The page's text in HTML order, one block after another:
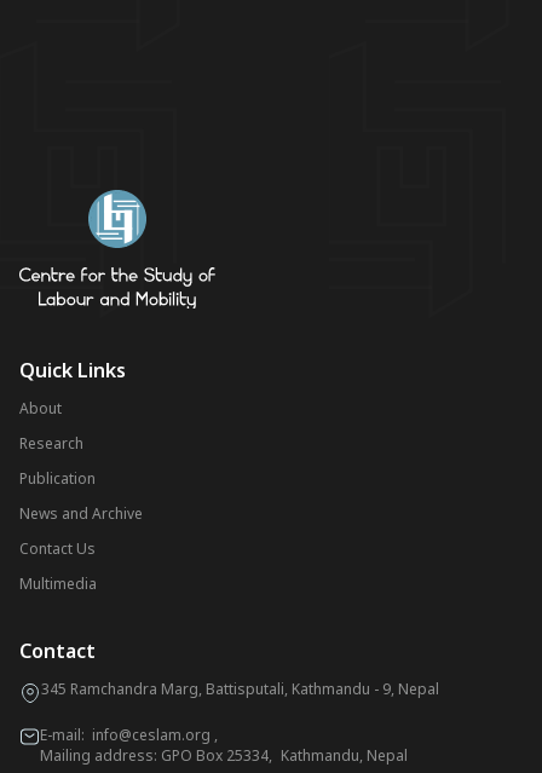
Quick Links
About
Research
Publication
News and Archive
Contact Us
Multimedia
Contact
345 Ramchandra Marg, Battisputali, Kathmandu - 9, Nepal
E-mail: info@ceslam.org ,
Mailing address: GPO Box 25334, Kathmandu, Nepal